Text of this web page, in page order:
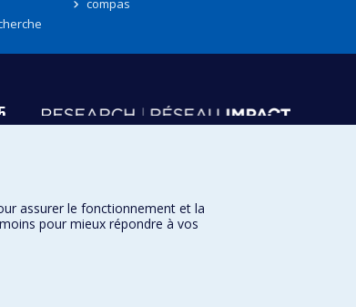
compas
assurer le fonctionnement et la
pour mieux répondre à vos